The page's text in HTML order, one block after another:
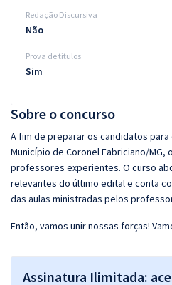
Sobre o concurso
A fim de preparar os candidatos
Município de Coronel Fabriciano/MG,
professores experientes. O curso
relevantes do último edital e conta
das aulas ministradas pelos
Então, vamos unir nossas forças!
Assinatura Ilimitada:
Redação Discursiva
Não
Prova de títulos
Sim